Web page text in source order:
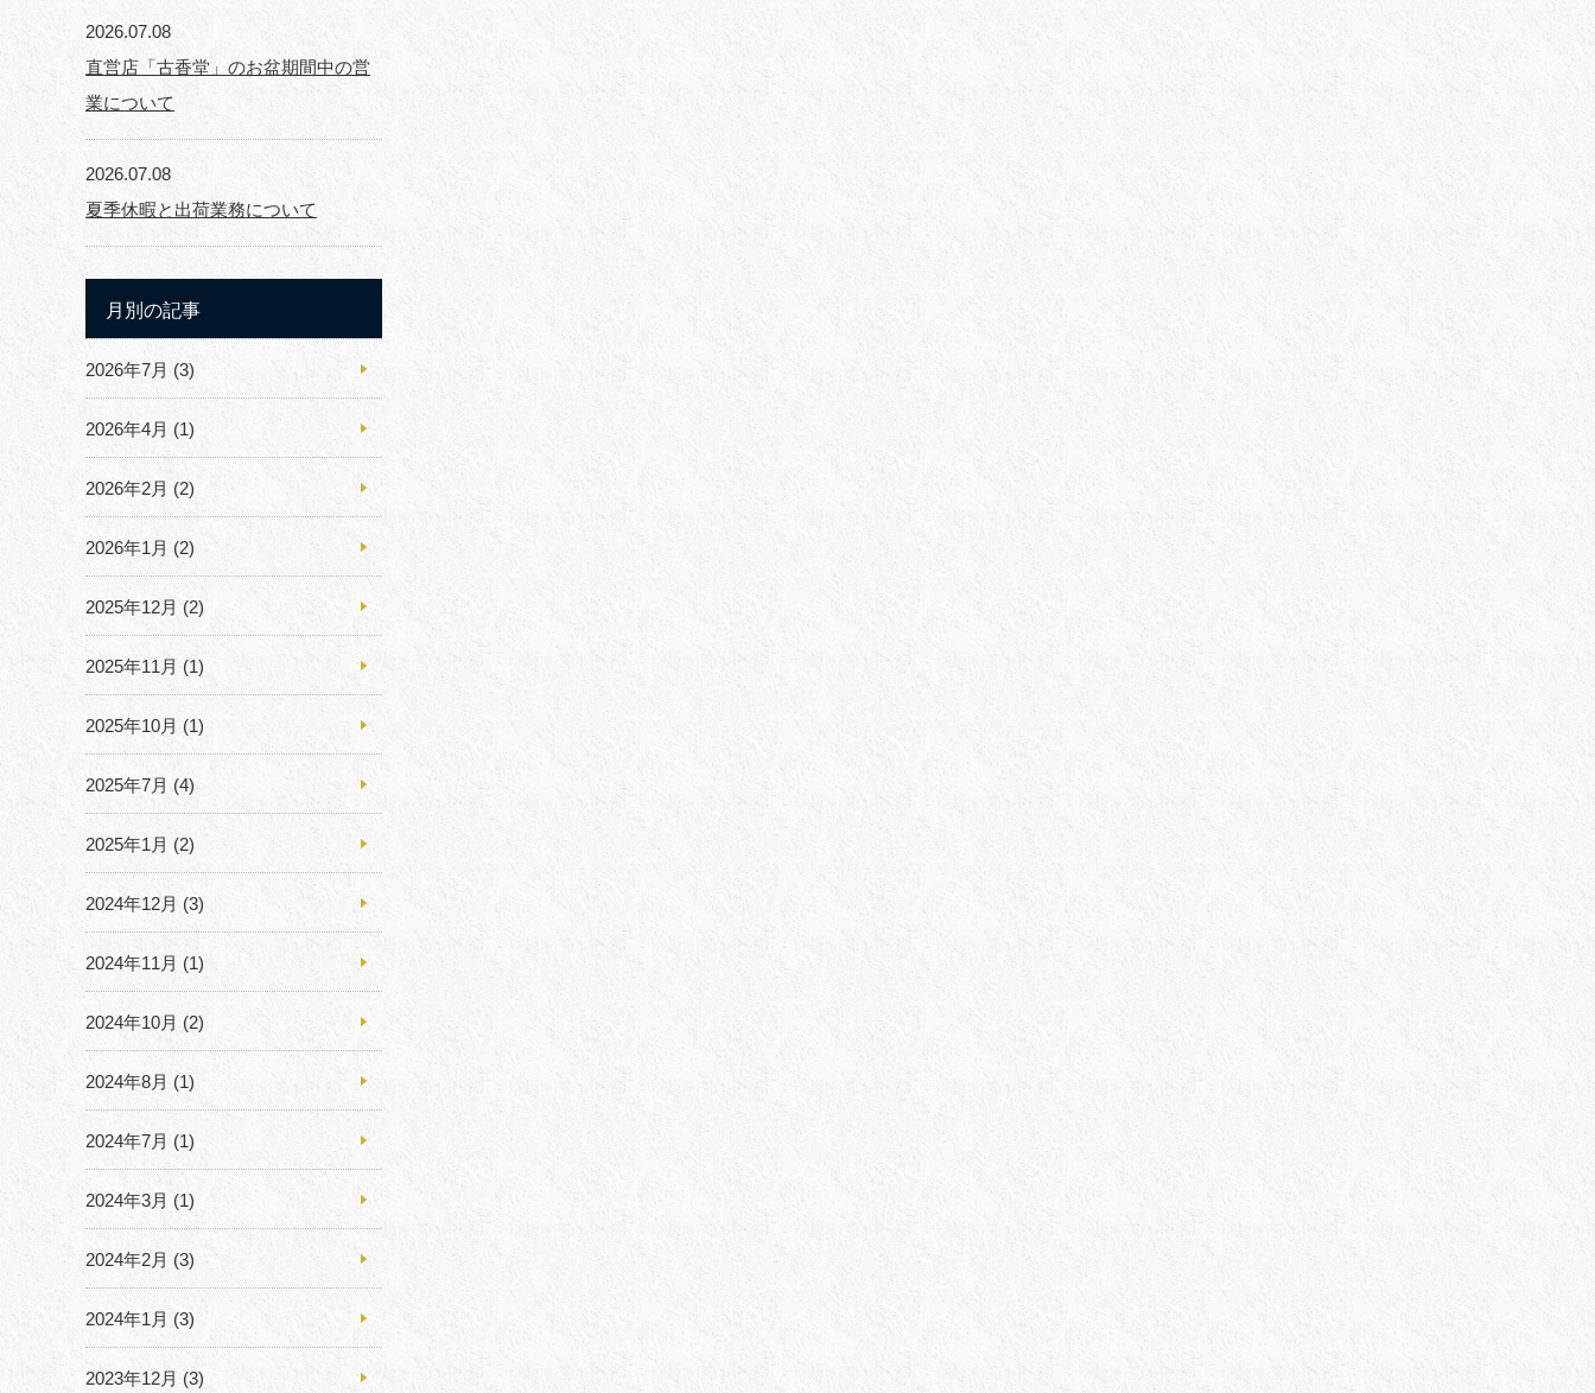
2026.07.08
直営店「古香堂」のお盆期間中の営
業について
2026.07.08
夏季休暇と出荷業務について
月別の記事
2026年7月 (3)
2026年4月 (1)
2026年2月 (2)
2026年1月 (2)
2025年12月 (2)
2025年11月 (1)
2025年10月 (1)
2025年7月 (4)
2025年1月 (2)
2024年12月 (3)
2024年11月 (1)
2024年10月 (2)
2024年8月 (1)
2024年7月 (1)
2024年3月 (1)
2024年2月 (3)
2024年1月 (3)
2023年12月 (3)